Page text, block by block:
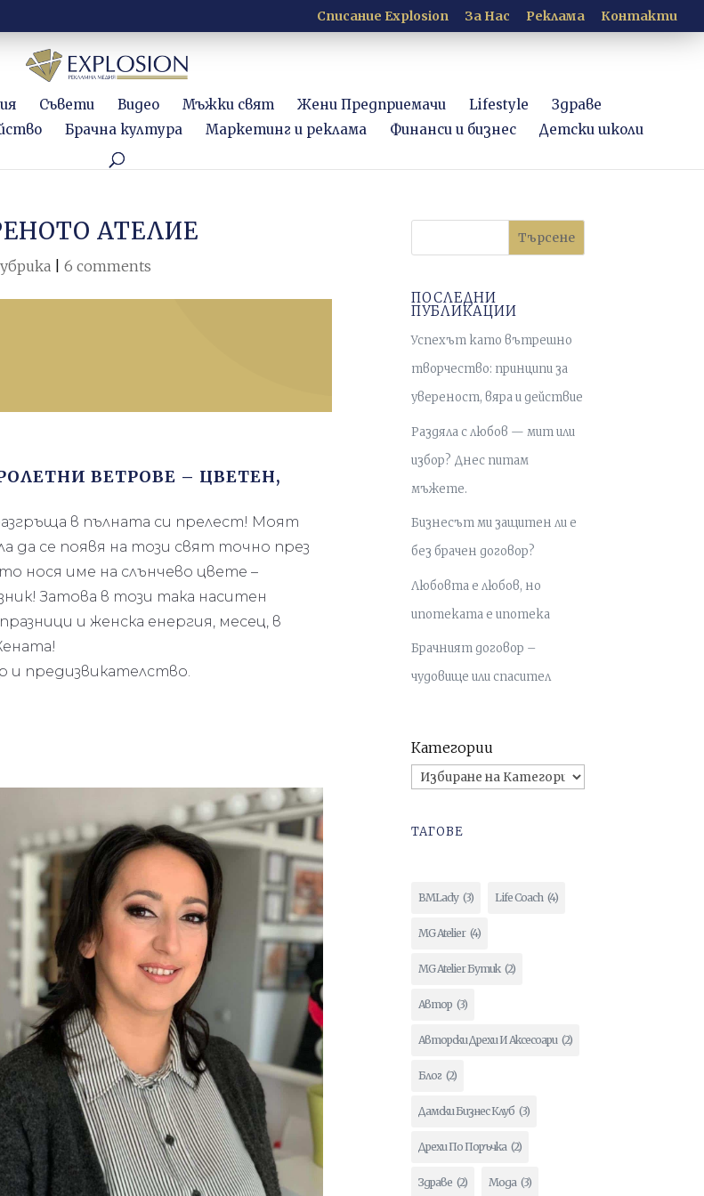
Списание Explosion За Нас Рекламa Контакти
Съвети Видео Мъжки свят Жени Предприемачи Lifestyle
Здраве
Брачна култура Маркетинг и реклама Финанси и бизнес Детски школи
АТЕЛИЕ
|6 comments
ВЕТРОВЕ – ЦВЕТЕН,
в пълната си прелест! Моят
да се появя на този свят точно през
нося име на слънчево цвете –
Затова в този така наситен
и женска енергия, месец, в
и предизвикателство.
Търсене
ПОСЛЕДНИ
ПУБЛИКАЦИИ
Успехът като вътрешно
творчество: принципи за
увереност, вяра и действие
Раздяла с любов — мит или
избор? Днес питам
мъжете.
Бизнесът ми защитен ли е
без брачен договор?
Любовта е любов, но
ипотеката е ипотека
Брачният договор –
чудовище или спасител
Категории
ТАГОВЕ
BMLady (3) Life Coach (4)
MG Atelier (4)
MG Atelier Бутик (2)
Автор (3)
Авторски Дрехи И Аксесоари (2)
Блог (2)
Дамски Бизнес Клуб (3)
Дрехи По Поръчка (2)
Здраве (2) Мода (3)